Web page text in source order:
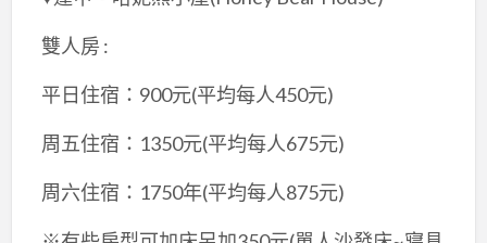
雙人房 :
平日住宿：900元(平均每人450元)
周五住宿：1350元(平均每人675元)
周六住宿：1750年(平均每人875元)